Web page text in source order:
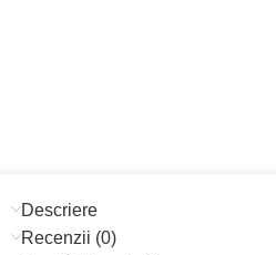
Descriere
Recenzii (0)